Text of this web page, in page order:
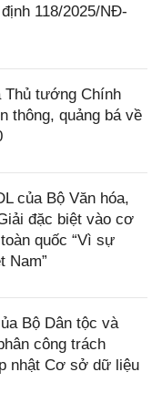
118/2025/NĐ-
Thủ tướng Chính
thông, quảng bá về
của Bộ Văn hóa,
đặc biệt vào cơ
quốc “Vì sự
Nam”
Bộ Dân tộc và
công trách
nhật Cơ sở dữ liệu